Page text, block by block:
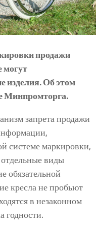
продажи
могут
изделия. Об этом
Минпромторга.
запрета продажи
системе маркировки,
отдельные виды
обязательной
кресла не пробьют
в незаконном
годности.